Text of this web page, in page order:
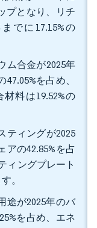
プとなり、リチ
でに17.15%の
ム合金が2025年
を占め、
料は19.52%の
ティングが2025
アの42.85%を占
ィングプレート
。
途が2025年のバ
を占め、エネ